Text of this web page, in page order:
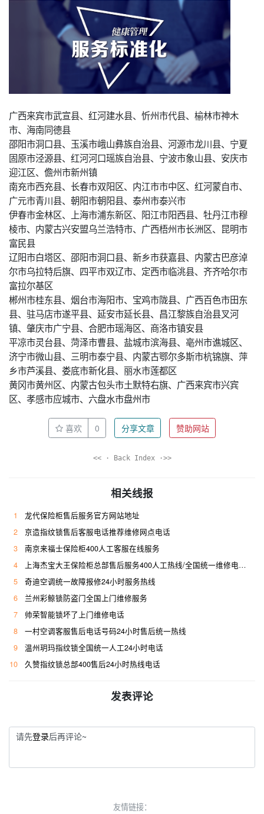
广西来宾市武宣县、红河建水县、忻州市代县、榆林市神木
市、海南同德县
邵阳市洞口县、玉溪市峨山彝族自治县、河源市龙川县、宁夏
固原市泾源县、红河河口瑶族自治县、宁波市象山县、安庆市
迎江区、儋州市新州镇
南充市西充县、长春市双阳区、内江市市中区、红河蒙自市、
广元市青川县、朝阳市朝阳县、泰州市泰兴市
伊春市金林区、上海市浦东新区、阳江市阳西县、牡丹江市穆
棱市、内蒙古兴安盟乌兰浩特市、广西梧州市长洲区、昆明市
富民县
辽阳市白塔区、邵阳市洞口县、新乡市获嘉县、内蒙古巴彦淖
尔市乌拉特后旗、四平市双辽市、定西市临洮县、齐齐哈尔市
富拉尔基区
郴州市桂东县、烟台市海阳市、宝鸡市陇县、广西百色市田东
县、驻马店市遂平县、延安市延长县、昌江黎族自治县叉河
镇、肇庆市广宁县、合肥市瑶海区、商洛市镇安县
平凉市灵台县、菏泽市曹县、盐城市滨海县、亳州市谯城区、
济宁市微山县、三明市泰宁县、内蒙古鄂尔多斯市杭锦旗、萍
乡市芦溪县、娄底市新化县、丽水市莲都区
黄冈市黄州区、内蒙古包头市土默特右旗、广西来宾市兴宾
区、孝感市应城市、六盘水市盘州市
喜欢 0 分享文章 赞助网站
<< · Back Index ·>>
相关线报
1
龙代保险柜售后服务官方网站地址
2
京造指纹锁售后客服电话推荐维修网点电话
3
南京来福士保险柜400人工客服在线服务
4
上海杰宝大王保险柜总部售后服务400人工热线/全国统一维修电话是多少
5
奇迪空调统一故障报修24小时服务热线
6
兰州彩鲸锁防盗门全国上门维修服务
7
帅荣智能锁坏了上门维修电话
8
一村空调客服售后电话号码24小时售后统一热线
9
温州玥玛指纹锁全国统一人工24小时电话
10
久赞指纹锁总部400售后24小时热线电话
发表评论
请先登录后再评论~
友情链接：